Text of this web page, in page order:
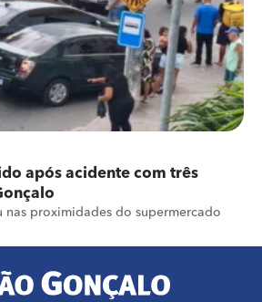
após acidente com três
nas proximidades do supermercado